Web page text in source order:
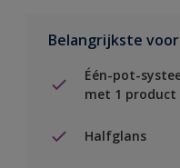
Belangrijkste
Één-pot-
met 1 product
Halfglans